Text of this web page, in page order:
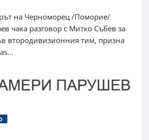
на Черноморец /Поморие/
чака разговор с Митко Събев за
втородивизионния тим, призна